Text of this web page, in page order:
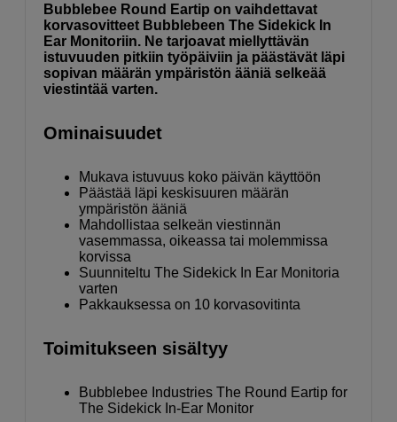
Bubblebee Round Eartip on vaihdettavat
korvasovitteet Bubblebeen The Sidekick In
Ear Monitoriin. Ne tarjoavat miellyttävän
istuvuuden pitkiin työpäiviin ja päästävät läpi
sopivan määrän ympäristön ääniä selkeää
viestintää varten.
Ominaisuudet
Mukava istuvuus koko päivän käyttöön
Päästää läpi keskisuuren määrän
ympäristön ääniä
Mahdollistaa selkeän viestinnän
vasemmassa, oikeassa tai molemmissa
korvissa
Suunniteltu The Sidekick In Ear Monitoria
varten
Pakkauksessa on 10 korvasovitinta
Toimitukseen sisältyy
Bubblebee Industries The Round Eartip for
The Sidekick In-Ear Monitor